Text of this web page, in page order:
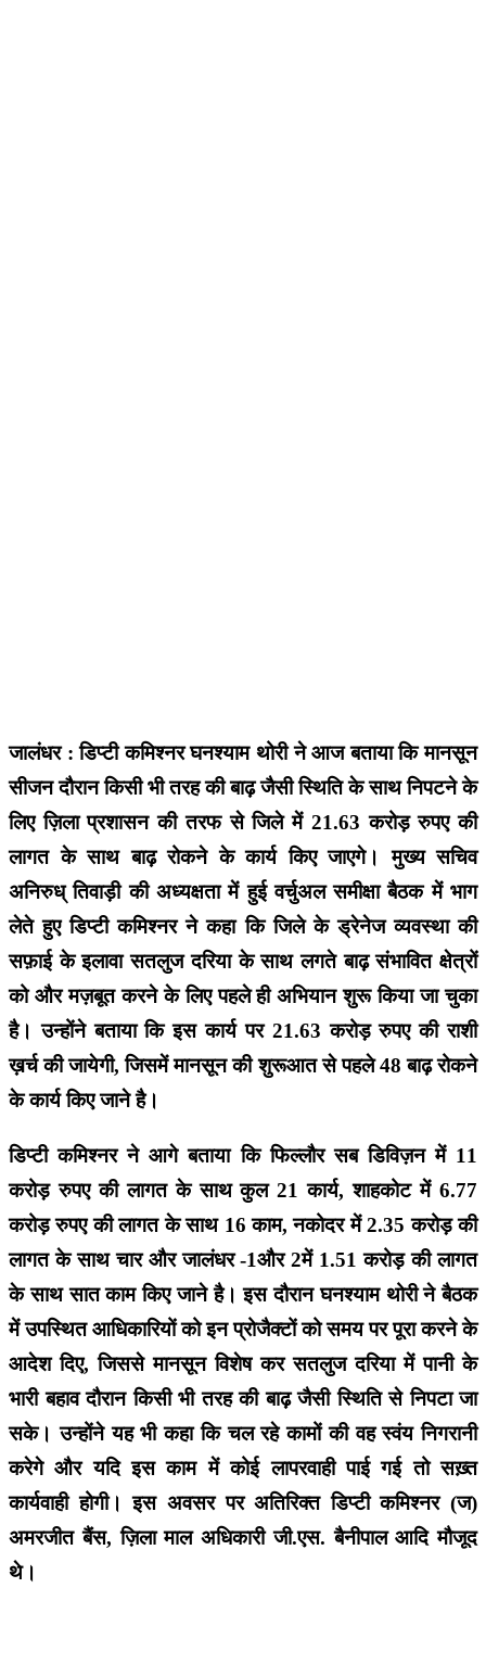
जालंधर : डिप्टी कमिश्नर घनश्याम थोरी ने आज बताया कि मानसून
सीजन दौरान किसी भी तरह की बाढ़ जैसी स्थिति के साथ निपटने के
लिए ज़िला प्रशासन की तरफ से जिले में 21.63 करोड़ रुपए की
लागत के साथ बाढ़ रोकने के कार्य किए जाएगे। मुख्य सचिव
अनिरुध् तिवाड़ी की अध्यक्षता में हुई वर्चुअल समीक्षा बैठक में भाग
लेते हुए डिप्टी कमिश्नर ने कहा कि जिले के ड्रेनेज व्यवस्था की
सफ़ाई के इलावा सतलुज दरिया के साथ लगते बाढ़ संभावित क्षेत्रों
को और मज़बूत करने के लिए पहले ही अभियान शुरू किया जा चुका
है। उन्होंने बताया कि इस कार्य पर 21.63 करोड़ रुपए की राशी
ख़र्च की जायेगी, जिसमें मानसून की शुरूआत से पहले 48 बाढ़ रोकने
के कार्य किए जाने है।
डिप्टी कमिश्नर ने आगे बताया कि फिल्लौर सब डिविज़न में 11
करोड़ रुपए की लागत के साथ कुल 21 कार्य, शाहकोट में 6.77
करोड़ रुपए की लागत के साथ 16 काम, नकोदर में 2.35 करोड़ की
लागत के साथ चार और जालंधर -1और 2में 1.51 करोड़ की लागत
के साथ सात काम किए जाने है। इस दौरान घनश्याम थोरी ने बैठक
में उपस्थित आधिकारियों को इन प्रोजैक्टों को समय पर पूरा करने के
आदेश दिए, जिससे मानसून विशेष कर सतलुज दरिया में पानी के
भारी बहाव दौरान किसी भी तरह की बाढ़ जैसी स्थिति से निपटा जा
सके। उन्होंने यह भी कहा कि चल रहे कामों की वह स्वंय निगरानी
करेगे और यदि इस काम में कोई लापरवाही पाई गई तो सख़्त
कार्यवाही होगी। इस अवसर पर अतिरिक्त डिप्टी कमिश्नर (ज)
अमरजीत बैंस, ज़िला माल अधिकारी जी.एस. बैनीपाल आदि मौजूद
थे।